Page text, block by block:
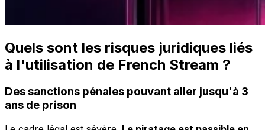
Quels sont les risques juridiques liés
à l'utilisation de French Stream ?
Des sanctions pénales pouvant aller jusqu'à 3
ans de prison